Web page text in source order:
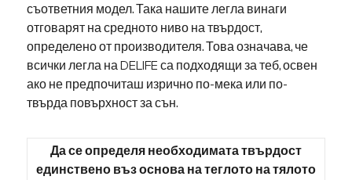
съответния модел. Така нашите легла винаги
отговарят на средното ниво на твърдост,
определено от производителя. Това означава, че
всички легла на DELIFE са подходящи за теб, освен
ако не предпочиташ изрично по-мека или по-
твърда повърхност за сън.
Да се определя необходимата твърдост
единствено въз основа на теглото на тялото